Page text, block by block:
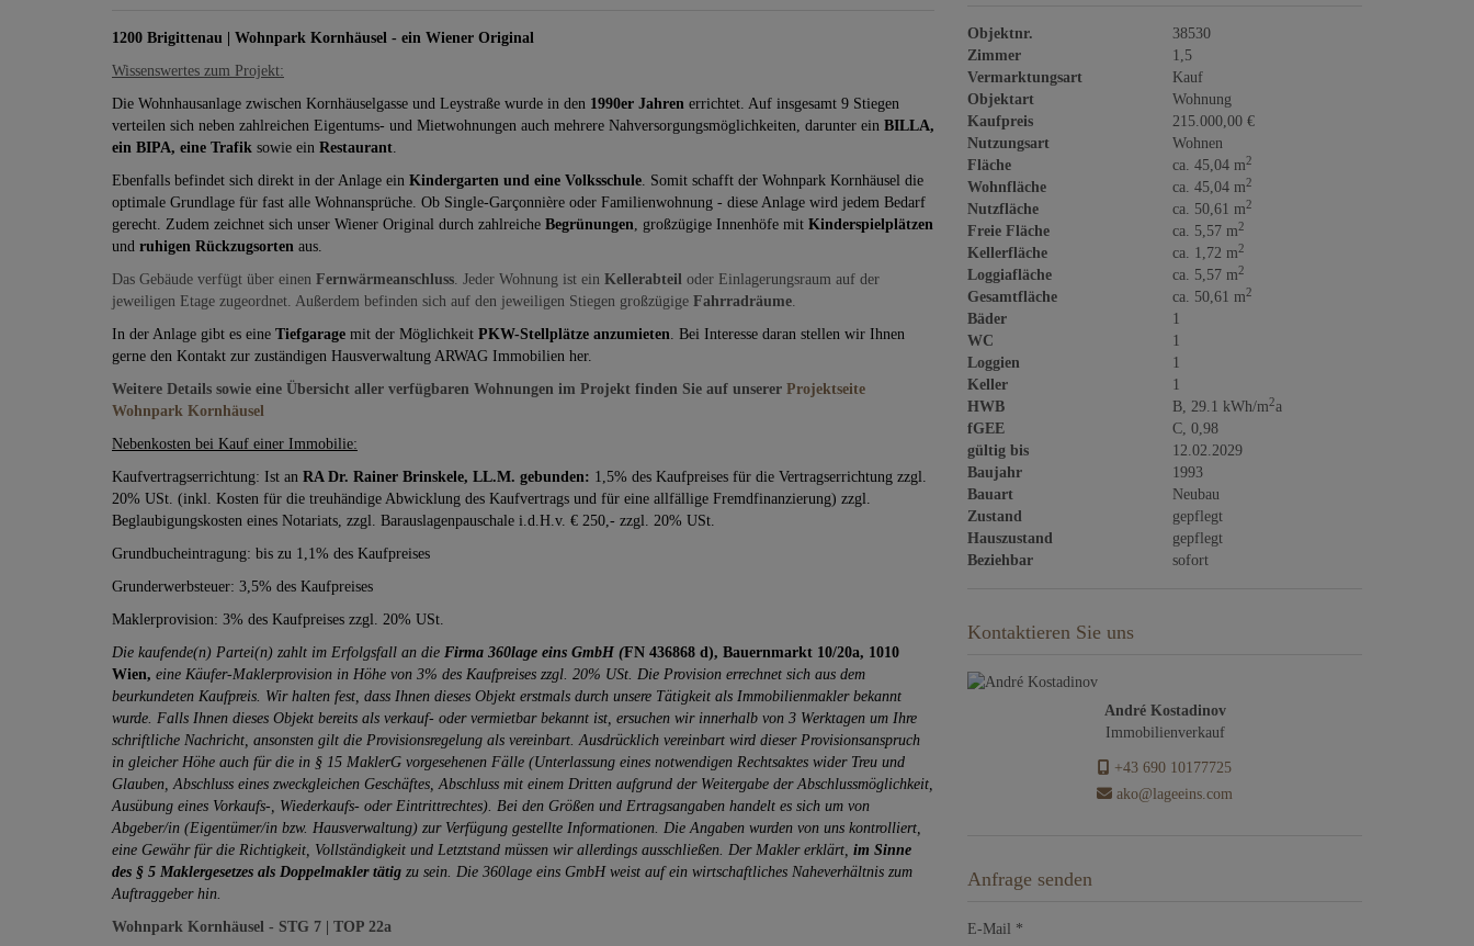
1200 Brigittenau | Wohnpark Kornhäusel - ein Wiener Original
Wissenswertes zum Projekt:
Die Wohnhausanlage zwischen Kornhäuselgasse und Leystraße wurde in den 1990er Jahren errichtet. Auf insgesamt 9 Stiegen
verteilen sich neben zahlreichen Eigentums- und Mietwohnungen auch mehrere Nahversorgungsmöglichkeiten, darunter ein BILLA,
ein BIPA, eine Trafik sowie ein Restaurant
Ebenfalls befindet sich direkt in der Anlage ein Kindergarten und eine Volksschule . Somit schafft der Wohnpark Kornhäusel die
optimale Grundlage für fast alle Wohnansprüche. Ob Single-Garçonnière oder Familienwohnung - diese Anlage wird jedem Bedarf
gerecht. Zudem zeichnet sich unser Wiener Original durch zahlreiche Begrünungen , großzügige Innenhöfe mit Kinderspielplätzen
und ruhigen Rückzugsorten aus.
Das Gebäude verfügt über einen Fernwärmeanschluss . Jeder Wohnung ist ein Kellerabteil oder Einlagerungsraum auf der
jeweiligen Etage zugeordnet. Außerdem befinden sich auf den jeweiligen Stiegen großzügige Fahrradräume
In der Anlage gibt es eine Tiefgarage mit der Möglichkeit PKW-Stellplätze anzumieten . Bei Interesse daran stellen wir Ihnen
gerne den Kontakt zur zuständigen Hausverwaltung ARWAG Immobilien her.
Weitere Details sowie eine Übersicht aller verfügbaren Wohnungen im Projekt finden Sie auf unserer Projektseite
Wohnpark Kornhäusel
Nebenkosten bei Kauf einer Immobilie:
Kaufvertragserrichtung: Ist an RA Dr. Rainer Brinskele, LL.M. gebunden: 1,5% des Kaufpreises für die Vertragserrichtung zzgl.
20% USt. (inkl. Kosten für die treuhändige Abwicklung des Kaufvertrags und für eine allfällige Fremdfinanzierung) zzgl.
Beglaubigungskosten eines Notariats, zzgl. Barauslagenpauschale i.d.H.v. € 250,- zzgl. 20% USt.
Grundbucheintragung: bis zu 1,1% des Kaufpreises
Grunderwerbsteuer: 3,5% des Kaufpreises
Maklerprovision: 3% des Kaufpreises zzgl. 20% USt.
Die kaufende(n) Partei(n) zahlt im Erfolgsfall an die Firma 360lage eins GmbH (FN 436868 d), Bauernmarkt 10/20a, 1010
Wien, eine Käufer-Maklerprovision in Höhe von 3% des Kaufpreises zzgl. 20% USt. Die Provision errechnet sich aus dem
beurkundeten Kaufpreis. Wir halten fest, dass Ihnen dieses Objekt erstmals durch unsere Tätigkeit als Immobilienmakler bekannt
wurde. Falls Ihnen dieses Objekt bereits als verkauf- oder vermietbar bekannt ist, ersuchen wir innerhalb von 3 Werktagen um Ihre
schriftliche Nachricht, ansonsten gilt die Provisionsregelung als vereinbart. Ausdrücklich vereinbart wird dieser Provisionsanspruch
in gleicher Höhe auch für die in § 15 MaklerG vorgesehenen Fälle (Unterlassung eines notwendigen Rechtsaktes wider Treu und
Glauben, Abschluss eines zweckgleichen Geschäftes, Abschluss mit einem Dritten aufgrund der Weitergabe der Abschlussmöglichkeit,
Ausübung eines Vorkaufs-, Wiederkaufs- oder Eintrittrechtes). Bei den Größen und Ertragsangaben handelt es sich um von
Abgeber/in (Eigentümer/in bzw. Hausverwaltung) zur Verfügung gestellte Informationen. Die Angaben wurden von uns kontrolliert,
eine Gewähr für die Richtigkeit, Vollständigkeit und Letztstand müssen wir allerdings ausschließen. Der Makler erklärt, im Sinne
des § 5 Maklergesetzes als Doppelmakler tätig zu sein. Die 360lage eins GmbH weist auf ein wirtschaftliches Naheverhältnis zum
Auftraggeber hin.
Wohnpark Kornhäusel - STG 7 | TOP 22a
Objektnr.
38530
Zimmer
1,5
Vermarktungsart
Kauf
Objektart
Wohnung
Kaufpreis
215.000,00 €
Nutzungsart
Wohnen
Fläche
ca. 45,04 m2
Wohnfläche ca. 45,04 m2
Nutzfläche ca. 50,61 m2
Freie Fläche ca. 5,57 m2
Kellerfläche ca. 1,72 m2
Loggiafläche ca. 5,57 m2
Gesamtfläche ca. 50,61 m2
Bäder
1
WC
1
Loggien
1
Keller
1
HWB
B, 29.1 kWh/m2a
fGEE
C, 0,98
gültig bis
12.02.2029
Baujahr
1993
Bauart
Neubau
Zustand
gepflegt
Hauszustand
gepflegt
Beziehbar
sofort
Kontaktieren Sie uns
André Kostadinov
Immobilienverkauf
+43 690 10177725
ako@lageeins.com
Anfrage senden
E-Mail